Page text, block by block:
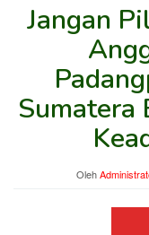
Jangan
Sumatera
Oleh